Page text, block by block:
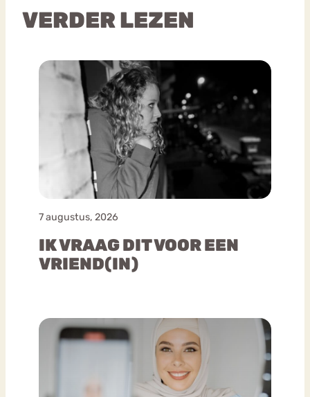
VERDER LEZEN
7 augustus, 2026
IK VRAAG DIT VOOR EEN
VRIEND(IN)